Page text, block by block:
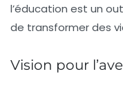
l’éducation est un
de transformer des
Vision pour